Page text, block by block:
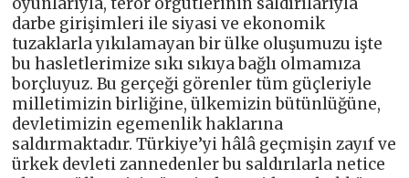
darbe girişimleri ile siyasi ve ekonomik
tuzaklarla yıkılamayan bir ülke oluşumuzu işte
bu hasletlerimize sıkı sıkıya bağlı olmamıza
borçluyuz. Bu gerçeği görenler tüm güçleriyle
milletimizin birliğine, ülkemizin bütünlüğüne,
devletimizin egemenlik haklarına
saldırmaktadır. Türkiye’yi hâlâ geçmişin zayıf ve
ürkek devleti zannedenler bu saldırılarla netice